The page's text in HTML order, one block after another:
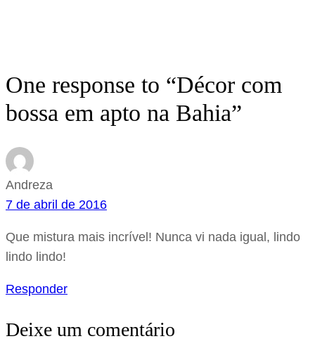
One response to “Décor com
bossa em apto na Bahia”
Andreza
7 de abril de 2016
Que mistura mais incrível! Nunca vi nada igual, lindo
lindo lindo!
Responder
Deixe um comentário